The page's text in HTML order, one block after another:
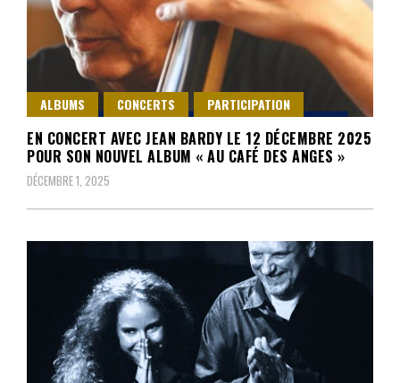
ALBUMS CONCERTS PARTICIPATION
EN CONCERT AVEC JEAN BARDY LE 12 DÉCEMBRE 2025
POUR SON NOUVEL ALBUM « AU CAFÉ DES ANGES »
DÉCEMBRE 1, 2025